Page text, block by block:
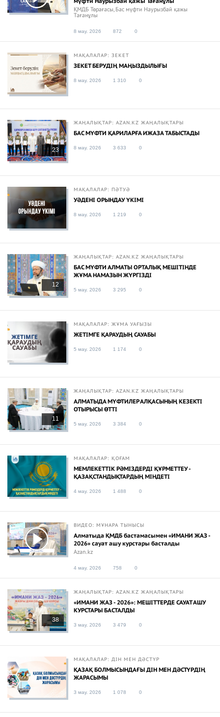
ҚМДБ Төрағасы, Бас мүфти Наурызбай қажы
Тағанұлы
8 мау. 2026 872 0
МАҚАЛАЛАР: ЗЕКЕТ
ЗЕКЕТ БЕРУДІҢ МАҢЫЗДЫЛЫҒЫ
8 мау. 2026 1 310 0
23
ЖАҢАЛЫҚТАР: AZAN.KZ ЖАҢАЛЫҚТАРЫ
БАС МҮФТИ ҚАРИЛАРҒА ИЖАЗА ТАБЫСТАДЫ
8 мау. 2026 3 633 0
МАҚАЛАЛАР: ПӘТУӘ
УӘДЕНІ ОРЫНДАУ ҮКІМІ
8 мау. 2026 1 219 0
12
ЖАҢАЛЫҚТАР: AZAN.KZ ЖАҢАЛЫҚТАРЫ
БАС МҮФТИ АЛМАТЫ ОРТАЛЫҚ МЕШІТІНДЕ
ЖҰМА НАМАЗЫН ЖҮРГІЗДІ
5 мау. 2026 3 295 0
МАҚАЛАЛАР: ЖҰМА УАҒЫЗЫ
ЖЕТІМГЕ ҚАРАУДЫҢ САУАБЫ
5 мау. 2026 1 174 0
11
ЖАҢАЛЫҚТАР: AZAN.KZ ЖАҢАЛЫҚТАРЫ
АЛМАТЫДА МҮФТИЛЕР АЛҚАСЫНЫҢ КЕЗЕКТІ
ОТЫРЫСЫ ӨТТІ
5 мау. 2026 3 384 0
МАҚАЛАЛАР: ҚОҒАМ
МЕМЛЕКЕТТІК РӘМІЗДЕРДІ ҚҰРМЕТТЕУ -
ҚАЗАҚСТАНДЫҚТАРДЫҢ МІНДЕТІ
4 мау. 2026 1 488 0
ВИДЕО: МҰНАРА ТЫНЫСЫ
Алматыда ҚМДБ бастамасымен «ИМАНИ ЖАЗ -
2026» сауат ашу курстары басталды
Azan.kz
4 мау. 2026 758 0
38
ЖАҢАЛЫҚТАР: AZAN.KZ ЖАҢАЛЫҚТАРЫ
«ИМАНИ ЖАЗ - 2026»: МЕШІТТЕРДЕ САУАТ АШУ
КУРСТАРЫ БАСТАЛДЫ
3 мау. 2026 3 479 0
МАҚАЛАЛАР: ДІН МЕН ДӘСТҮР
ҚАЗАҚ БОЛМЫСЫНДАҒЫ ДІН МЕН ДӘСТҮРДІҢ
ЖАРАСЫМЫ
3 мау. 2026 1 078 0